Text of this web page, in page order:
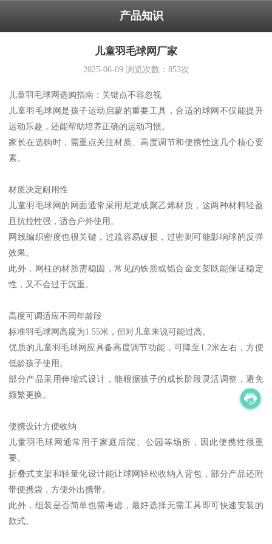
产品知识
儿童羽毛球网厂家
2025-06-09浏览次数： 853次
儿童羽毛球网选购指南：关键点不容忽视
儿童羽毛球网是孩子运动启蒙的重要工具，合适的球网不仅能提升
运动乐趣，还能帮助培养正确的运动习惯。
家长在选购时，需重点关注材质、高度调节和便携性这几个核心要
素。
材质决定耐用性
儿童羽毛球网的网面通常采用尼龙或聚乙烯材质，这两种材料轻盈
且抗拉性强，适合户外使用。
网线编织密度也很关键，过疏容易破损，过密则可能影响球的反弹
效果。
此外，网柱的材质需稳固，常见的铁质或铝合金支架既能保证稳定
性，又不会过于沉重。
高度可调适应不同年龄段
标准羽毛球网高度为1.55米，但对儿童来说可能过高。
优质的儿童羽毛球网应具备高度调节功能，可降至1.2米左右，方便
低龄孩子使用。
部分产品采用伸缩式设计，能根据孩子的成长阶段灵活调整，避免
频繁更换。
便携设计方便收纳
儿童羽毛球网通常用于家庭后院、公园等场所，因此便携性很重
要。
折叠式支架和轻量化设计能让球网轻松收纳入背包，部分产品还附
带便携袋，方便外出携带。
此外，组装是否简单也需考虑，最好选择无需工具即可快速安装的
款式。